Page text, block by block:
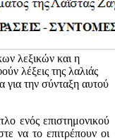
λεξικών και η
λέξεις της λαλιάς
την σύνταξη αυτού
ενός επιστημονικού
να το επιτρέπουν οι